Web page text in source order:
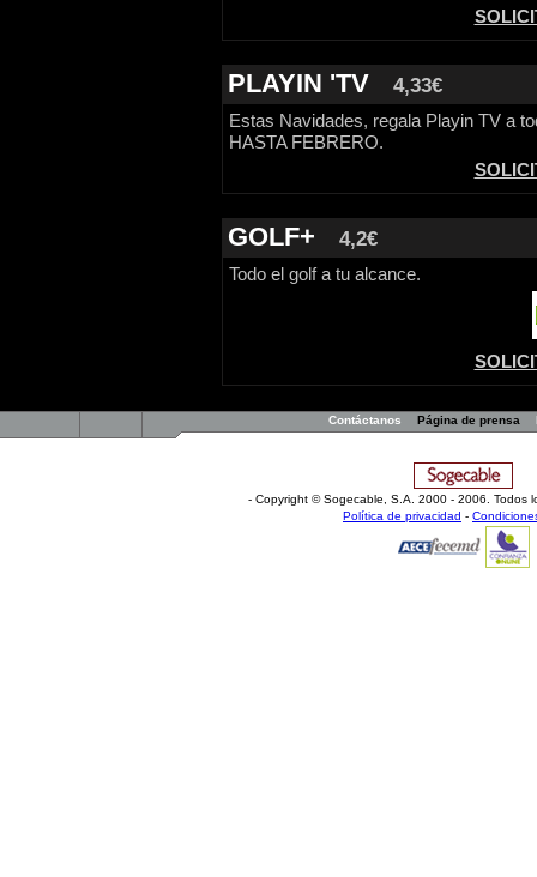
PLAYIN 'TV 4,33€
Estas Navidades, regala Playin TV a
HASTA FEBRERO.
GOLF+ 4,2€
Todo el golf a tu alcance.
Contáctanos Página de prensa
- Copyright © Sogecable, S.A
2000 - 2006. Todos
Política de privacidad -